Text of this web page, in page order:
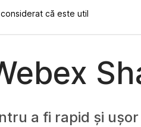
că este util
a fi rapid și